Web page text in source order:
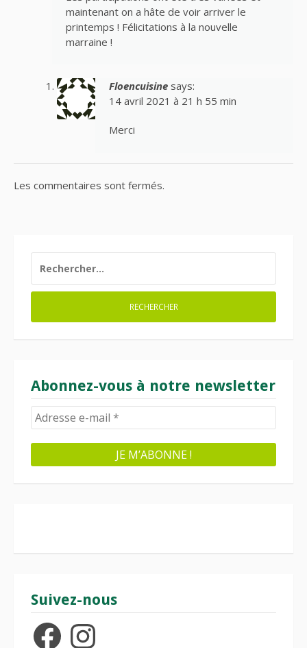
maintenant on a hâte de voir arriver le
printemps ! Félicitations à la nouvelle
marraine !
Floencuisine says:
14 avril 2021 à 21 h 55 min
Merci
Les commentaires sont fermés.
Abonnez-vous à notre newsletter
Suivez-nous
FacebookInstagram